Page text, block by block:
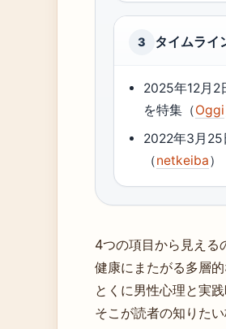
3 タイムライ
2025年12月2
を特集（Oggi
2022年3月25
（netkeiba）
4つの項目から見える
健康にまたがる多層
とくに男性心理と実
そこが読者の知りたい